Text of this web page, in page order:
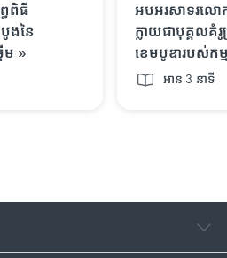
ធពិធី
ងនៃ
ម »
អបអរសាទរលោ
ក្លាយជាបុគ្គលគំ
ខេមបូឌារបស់កម្
Billion Local
អាន 3 នាទី